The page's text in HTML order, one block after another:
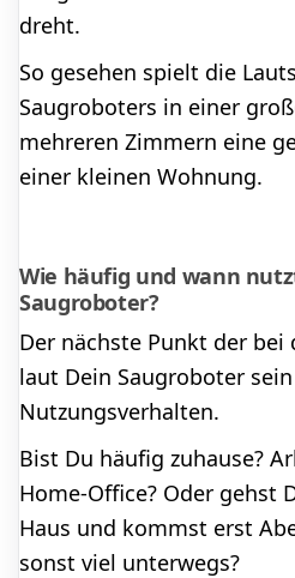
dreht.
So gesehen spielt die
Saugroboters in einer
mehreren Zimmern eine
einer kleinen Wohnung.
Wie häufig und wann
Saugroboter?
Der nächste Punkt der bei
laut Dein Saugroboter
Nutzungsverhalten.
Bist Du häufig zuhause?
Home-Office? Oder gehst
Haus und kommst erst
sonst viel unterwegs?